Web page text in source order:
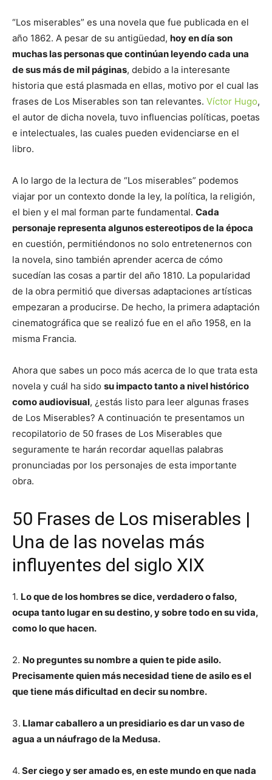
“Los miserables” es una novela que fue publicada en el
año 1862. A pesar de su antigüedad, hoy en día son
muchas las personas que continúan leyendo cada una
de sus más de mil páginas, debido a la interesante
historia que está plasmada en ellas, motivo por el cual las
frases de Los Miserables son tan relevantes. Víctor Hugo,
el autor de dicha novela, tuvo influencias políticas, poetas
e intelectuales, las cuales pueden evidenciarse en el
libro.
A lo largo de la lectura de “Los miserables” podemos
viajar por un contexto donde la ley, la política, la religión,
el bien y el mal forman parte fundamental. Cada
personaje representa algunos estereotipos de la época
en cuestión, permitiéndonos no solo entretenernos con
la novela, sino también aprender acerca de cómo
sucedían las cosas a partir del año 1810. La popularidad
de la obra permitió que diversas adaptaciones artísticas
empezaran a producirse. De hecho, la primera adaptación
cinematográfica que se realizó fue en el año 1958, en la
misma Francia.
Ahora que sabes un poco más acerca de lo que trata esta
novela y cuál ha sido su impacto tanto a nivel histórico
como audiovisual, ¿estás listo para leer algunas frases
de Los Miserables? A continuación te presentamos un
recopilatorio de 50 frases de Los Miserables que
seguramente te harán recordar aquellas palabras
pronunciadas por los personajes de esta importante
obra.
50 Frases de Los miserables |
Una de las novelas más
influyentes del siglo XIX
1. Lo que de los hombres se dice, verdadero o falso,
ocupa tanto lugar en su destino, y sobre todo en su vida,
como lo que hacen.
2. No preguntes su nombre a quien te pide asilo.
Precisamente quien más necesidad tiene de asilo es el
que tiene más dificultad en decir su nombre.
3. Llamar caballero a un presidiario es dar un vaso de
agua a un náufrago de la Medusa.
4. Ser ciego y ser amado es, en este mundo en que nada